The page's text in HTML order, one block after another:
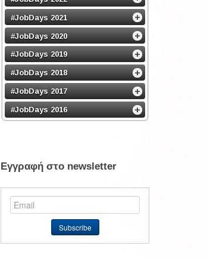
#JobDays 2021
#JobDays 2020
#JobDays 2019
#JobDays 2018
#JobDays 2017
#JobDays 2016
Εγγραφή στο newsletter